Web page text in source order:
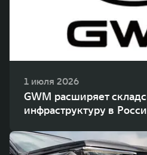
1 июля 2026
GWM расширяет
инфраструктуру в